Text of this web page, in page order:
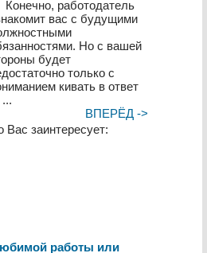
Конечно, работодатель
вас с будущими
Но с вашей
будет
только с
кивать в ответ
...
ВПЕРЁД ->
Вас заинтересует:
работы или